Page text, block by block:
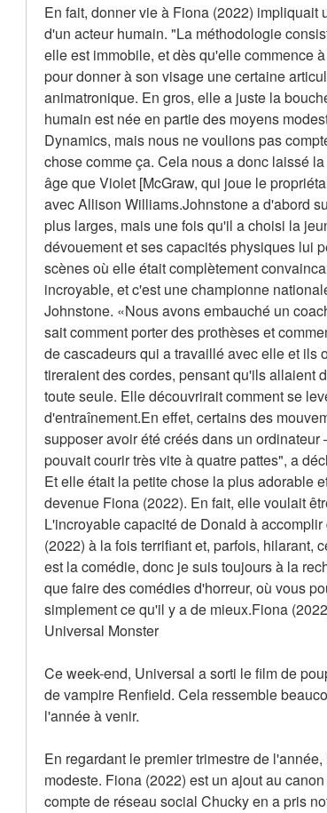
En fait, donner vie à Fiona (2022)
d'un acteur humain. "La méthodologie
elle est immobile, et dès qu'elle commence
pour donner à son visage une certaine
animatronique. En gros, elle a juste la
humain est née en partie des moyens
Dynamics, mais nous ne voulions pas
chose comme ça. Cela nous a donc laissé
âge que Violet [McGraw, qui joue le
avec Allison Williams.Johnstone a d'abord
plus larges, mais une fois qu'il a choisi la
dévouement et ses capacités physiques lui
scènes où elle était complètement
incroyable, et c'est une championne
Johnstone. «Nous avons embauché un
sait comment porter des prothèses et
de cascadeurs qui a travaillé avec elle et ils
tireraient des cordes, pensant qu'ils allaient
toute seule. Elle découvrirait comment se
d'entraînement.En effet, certains des
supposer avoir été créés dans un
pouvait courir très vite à quatre pattes", a
Et elle était la petite chose la plus adorable
devenue Fiona (2022). En fait, elle voulait
L'incroyable capacité de Donald à
(2022) à la fois terrifiant et, parfois, hilarant,
est la comédie, donc je suis toujours à la
que faire des comédies d'horreur, où vous
simplement ce qu'il y a de mieux.Fiona
Universal Monster
Ce week-end, Universal a sorti le film de
de vampire Renfield. Cela ressemble
l'année à venir.
En regardant le premier trimestre de
modeste. Fiona (2022) est un ajout au
compte de réseau social Chucky en a pris